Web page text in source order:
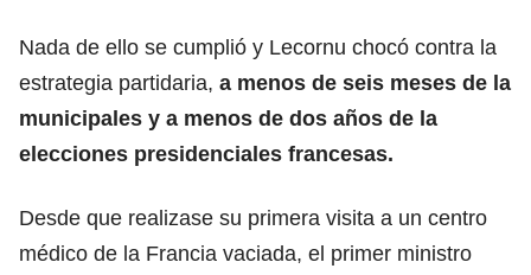
Nada de ello se cumplió y Lecornu chocó contra la
estrategia partidaria, a menos de seis meses de la
municipales y a menos de dos años de la
elecciones presidenciales francesas.
Desde que realizase su primera visita a un centro
médico de la Francia vaciada, el primer ministro